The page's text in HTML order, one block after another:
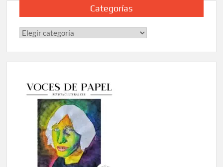
Categorías